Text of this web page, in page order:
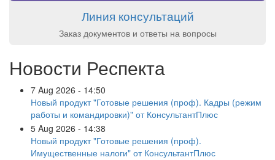
Линия консультаций
Заказ документов и ответы на вопросы
Новости Респекта
7 Aug 2026 - 14:50
Новый продукт "Готовые решения (проф). Кадры (режим
работы и командировки)" от КонсультантПлюс
5 Aug 2026 - 14:38
Новый продукт "Готовые решения (проф).
Имущественные налоги" от КонсультантПлюс